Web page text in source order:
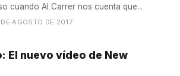
cuando Al Carrer nos cuenta que...
AGOSTO DE 2017
El nuevo vídeo de New